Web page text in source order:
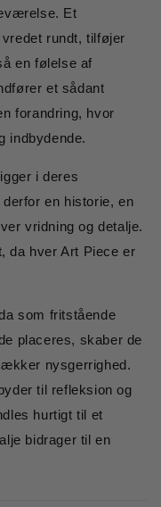
Et
rundt, tilføjer
en følelse af
et sådant
forandring, hvor
indbydende.
i deres
en historie, en
vridning og detalje.
da hver Art Piece er
som fritstående
placeres, skaber de
nysgerrighed.
til refleksion og
hurtigt til et
bidrager til en